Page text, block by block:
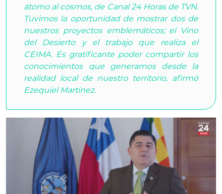
átomo al cosmos, de Canal 24 Horas de TVN.
Tuvimos la oportunidad de mostrar dos de
nuestros proyectos emblemáticos; el Vino
del Desierto y el trabajo que realiza el
CEIMA. Es gratificante poder compartir los
conocimientos que generamos desde la
realidad local de nuestro territorio, afirmó
Ezequiel Martínez.